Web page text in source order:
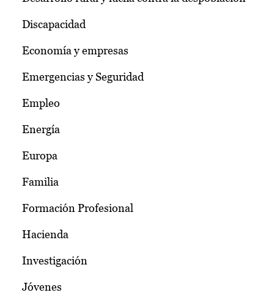
Discapacidad
Economía y empresas
Emergencias y Seguridad
Empleo
Energía
Europa
Familia
Formación Profesional
Hacienda
Investigación
Jóvenes